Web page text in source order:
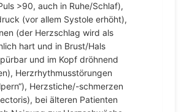
>90, auch in Ruhe/Schlaf),
(vor allem Systole erhöht),
(der Herzschlag wird als
hart und in Brust/Hals
und im Kopf dröhnend
Herzrhythmusstörungen
Herzstiche/-schmerzen
bei älteren Patienten